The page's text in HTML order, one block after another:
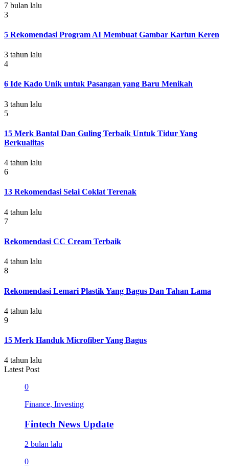
7 bulan lalu
3
5 Rekomendasi Program AI Membuat Gambar Kartun Keren
3 tahun lalu
4
6 Ide Kado Unik untuk Pasangan yang Baru Menikah
3 tahun lalu
5
15 Merk Bantal Dan Guling Terbaik Untuk Tidur Yang
Berkualitas
4 tahun lalu
6
13 Rekomendasi Selai Coklat Terenak
4 tahun lalu
7
Rekomendasi CC Cream Terbaik
4 tahun lalu
8
Rekomendasi Lemari Plastik Yang Bagus Dan Tahan Lama
4 tahun lalu
9
15 Merk Handuk Microfiber Yang Bagus
4 tahun lalu
Latest Post
0
Finance, Investing
Fintech News Update
2 bulan lalu
0